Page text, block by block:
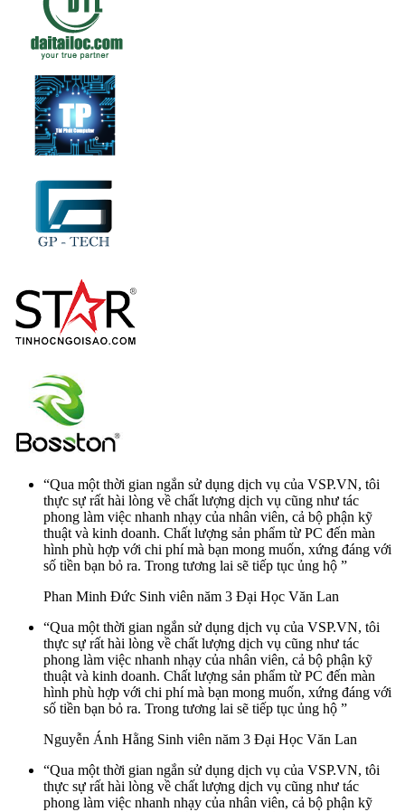
“Qua một thời gian ngắn sử dụng dịch vụ của VSP.VN, tôi
thực sự rất hài lòng về chất lượng dịch vụ cũng như tác
phong làm việc nhanh nhạy của nhân viên, cả bộ phận kỹ
thuật và kinh doanh. Chất lượng sản phẩm từ PC đến màn
hình phù hợp với chi phí mà bạn mong muốn, xứng đáng với
số tiền bạn bỏ ra. Trong tương lai sẽ tiếp tục ủng hộ ”
Phan Minh Đức Sinh viên năm 3 Đại Học Văn Lan
“Qua một thời gian ngắn sử dụng dịch vụ của VSP.VN, tôi
thực sự rất hài lòng về chất lượng dịch vụ cũng như tác
phong làm việc nhanh nhạy của nhân viên, cả bộ phận kỹ
thuật và kinh doanh. Chất lượng sản phẩm từ PC đến màn
hình phù hợp với chi phí mà bạn mong muốn, xứng đáng với
số tiền bạn bỏ ra. Trong tương lai sẽ tiếp tục ủng hộ ”
Nguyễn Ánh Hằng Sinh viên năm 3 Đại Học Văn Lan
“Qua một thời gian ngắn sử dụng dịch vụ của VSP.VN, tôi
thực sự rất hài lòng về chất lượng dịch vụ cũng như tác
phong làm việc nhanh nhạy của nhân viên, cả bộ phận kỹ